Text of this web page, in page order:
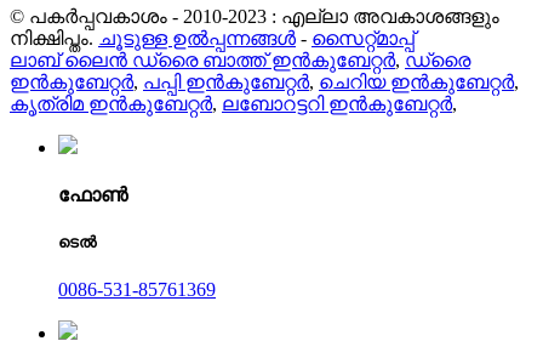
© പകർപ്പവകാശം - 2010-2023 : എല്ലാ അവകാശങ്ങളും
നിക്ഷിപ്തം. ചൂടുള്ള ഉൽപ്പന്നങ്ങൾ - സൈറ്റ്മാപ്പ്
ലാബ് ലൈൻ ഡ്രൈ ബാത്ത് ഇൻകുബേറ്റർ, ഡ്രൈ
ഇൻകുബേറ്റർ, പപ്പി ഇൻകുബേറ്റർ, ചെറിയ ഇൻകുബേറ്റർ,
കൃത്രിമ ഇൻകുബേറ്റർ, ലബോറട്ടറി ഇൻകുബേറ്റർ,
ഫോൺ
ടെൽ
0086-531-85761369